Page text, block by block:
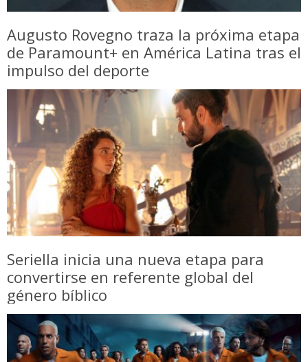
Augusto Rovegno traza la próxima etapa
de Paramount+ en América Latina tras el
impulso del deporte
Seriella inicia una nueva etapa para
convertirse en referente global del
género bíblico